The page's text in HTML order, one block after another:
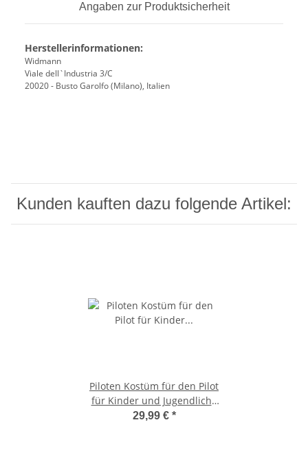
Angaben zur Produktsicherheit
Herstellerinformationen:
Widmann
Viale dell`Industria 3/C
20020 - Busto Garolfo (Milano), Italien
Kunden kauften dazu folgende Artikel:
Piloten Kostüm für den Pilot
für Kinder und Jugendliche
Größe: 158
29,99 € *